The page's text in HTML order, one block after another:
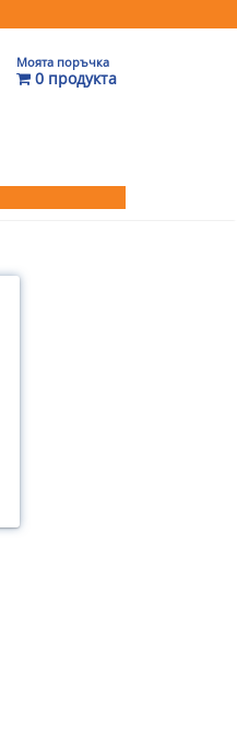
Моята поръчка
0 продукта